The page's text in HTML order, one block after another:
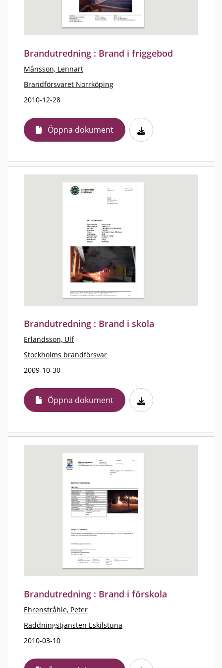
Brandutredning : Brand i friggebod
Månsson, Lennart
Brandförsvaret Norrköping
2010-12-28
Öppna dokument
Brandutredning : Brand i skola
Erlandsson, Ulf
Stockholms brandförsvar
2009-10-30
Öppna dokument
Brandutredning : Brand i förskola
Ehrenstråhle, Peter
Räddningstjänsten Eskilstuna
2010-03-10